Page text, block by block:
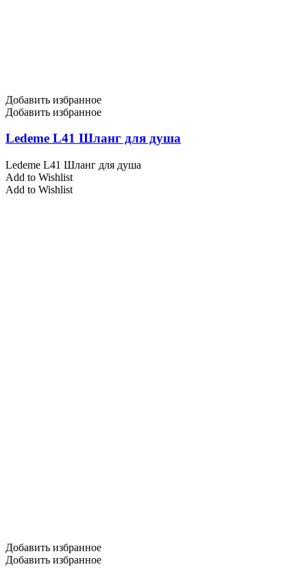
Добавить избранное
Добавить избранное
Ledeme L41 Шланг для душа
Ledeme L41 Шланг для душа
Add to Wishlist
Add to Wishlist
Добавить избранное
Добавить избранное